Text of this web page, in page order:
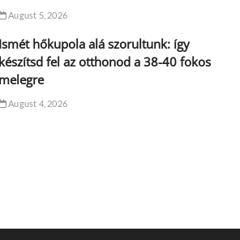
August 5, 2026
Ismét hőkupola alá szorultunk: így
készítsd fel az otthonod a 38-40 fokos
melegre
August 4, 2026